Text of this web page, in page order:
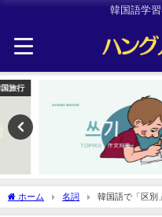
韓国語学
ホーム 名詞 韓国語で「区別